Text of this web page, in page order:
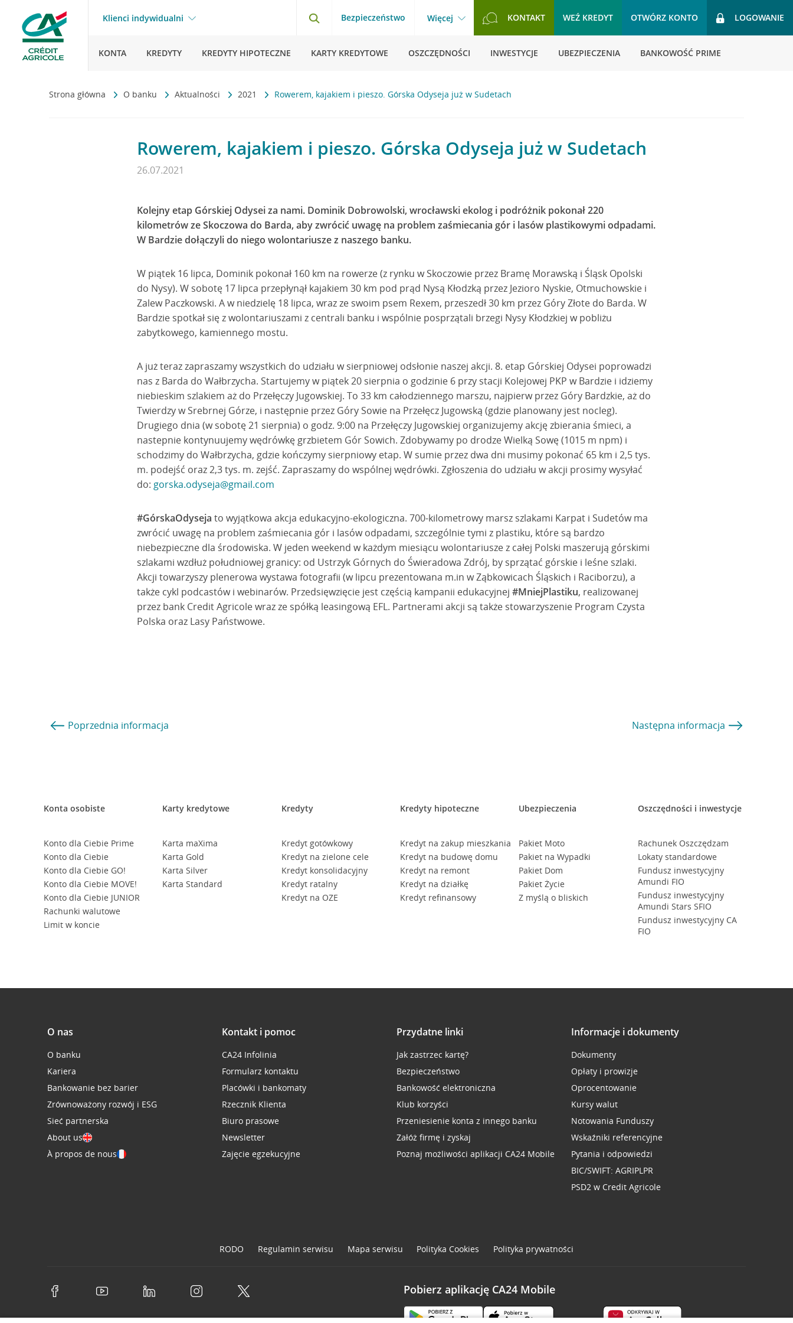
Klienci indywidualni Bezpieczeństwo Więcej KONTAKT WEŹ KREDYT OTWÓRZ KONTO LOGOWANIE
KONTA KREDYTY KREDYTY HIPOTECZNE KARTY KREDYTOWE OSZCZĘDNOŚCI INWESTYCJE UBEZPIECZENIA BANKOWOŚĆ PRIME
Strona główna O banku Aktualności 2021 Rowerem, kajakiem i pieszo. Górska Odyseja już w Sudetach
Rowerem, kajakiem i pieszo. Górska Odyseja już w Sudetach
26.07.2021
Kolejny etap Górskiej Odysei za nami. Dominik Dobrowolski, wrocławski ekolog i podróżnik pokonał 220
kilometrów ze Skoczowa do Barda, aby zwrócić uwagę na problem zaśmiecania gór i lasów plastikowymi odpadami.
W Bardzie dołączyli do niego wolontariusze z naszego banku.
W piątek 16 lipca, Dominik pokonał 160 km na rowerze (z rynku w Skoczowie przez Bramę Morawską i Śląsk Opolski
do Nysy). W sobotę 17 lipca przepłynął kajakiem 30 km pod prąd Nysą Kłodzką przez Jezioro Nyskie, Otmuchowskie i
Zalew Paczkowski. A w niedzielę 18 lipca, wraz ze swoim psem Rexem, przeszedł 30 km przez Góry Złote do Barda. W
Bardzie spotkał się z wolontariuszami z centrali banku i wspólnie posprzątali brzegi Nysy Kłodzkiej w pobliżu
zabytkowego, kamiennego mostu.
A już teraz zapraszamy wszystkich do udziału w sierpniowej odsłonie naszej akcji. 8. etap Górskiej Odysei poprowadzi
nas z Barda do Wałbrzycha. Startujemy w piątek 20 sierpnia o godzinie 6 przy stacji Kolejowej PKP w Bardzie i idziemy
niebieskim szlakiem aż do Przełęczy Jugowskiej. To 33 km całodziennego marszu, najpierw przez Góry Bardzkie, aż do
Twierdzy w Srebrnej Górze, i następnie przez Góry Sowie na Przełęcz Jugowską (gdzie planowany jest nocleg).
Drugiego dnia (w sobotę 21 sierpnia) o godz. 9:00 na Przełęczy Jugowskiej organizujemy akcję zbierania śmieci, a
nastepnie kontynuujemy wędrówkę grzbietem Gór Sowich. Zdobywamy po drodze Wielką Sowę (1015 m npm) i
schodzimy do Wałbrzycha, gdzie kończymy sierpniowy etap. W sumie przez dwa dni musimy pokonać 65 km i 2,5 tys.
m. podejść oraz 2,3 tys. m. zejść. Zapraszamy do wspólnej wędrówki. Zgłoszenia do udziału w akcji prosimy wysyłać
do: gorska.odyseja@gmail.com
#GórskaOdyseja to wyjątkowa akcja edukacyjno-ekologiczna. 700-kilometrowy marsz szlakami Karpat i Sudetów ma
zwrócić uwagę na problem zaśmiecania gór i lasów odpadami, szczególnie tymi z plastiku, które są bardzo
niebezpieczne dla środowiska. W jeden weekend w każdym miesiącu wolontariusze z całej Polski maszerują górskimi
szlakami wzdłuż południowej granicy: od Ustrzyk Górnych do Świeradowa Zdrój, by sprzątać górskie i leśne szlaki.
Akcji towarzyszy plenerowa wystawa fotografii (w lipcu prezentowana m.in w Ząbkowicach Śląskich i Raciborzu), a
także cykl podcastów i webinarów. Przedsięwzięcie jest częścią kampanii edukacyjnej #MniejPlastiku, realizowanej
przez bank Credit Agricole wraz ze spółką leasingową EFL. Partnerami akcji są także stowarzyszenie Program Czysta
Polska oraz Lasy Państwowe.
Poprzednia informacja Następna informacja
Konta osobiste
Konto dla Ciebie Prime
Konto dla Ciebie
Konto dla Ciebie GO!
Konto dla Ciebie MOVE!
Konto dla Ciebie JUNIOR
Rachunki walutowe
Limit w koncie
Karty kredytowe
Karta maXima
Karta Gold
Karta Silver
Karta Standard
Kredyty
Kredyt gotówkowy
Kredyt na zielone cele
Kredyt konsolidacyjny
Kredyt ratalny
Kredyt na OZE
Kredyty hipoteczne
Kredyt na zakup mieszkania
Kredyt na budowę domu
Kredyt na remont
Kredyt na działkę
Kredyt refinansowy
Ubezpieczenia
Pakiet Moto
Pakiet na Wypadki
Pakiet Dom
Pakiet Życie
Z myślą o bliskich
Oszczędności i inwestycje
Rachunek Oszczędzam
Lokaty standardowe
Fundusz inwestycyjny
Amundi FIO
Fundusz inwestycyjny
Amundi Stars SFIO
Fundusz inwestycyjny CA
FIO
O nas
O banku
Kariera
Bankowanie bez barier
Zrównoważony rozwój i ESG
Sieć partnerska
About us
À propos de nous
Kontakt i pomoc
CA24 Infolinia
Formularz kontaktu
Placówki i bankomaty
Rzecznik Klienta
Biuro prasowe
Newsletter
Zajęcie egzekucyjne
Przydatne linki
Jak zastrzec kartę?
Bezpieczeństwo
Bankowość elektroniczna
Klub korzyści
Przeniesienie konta z innego banku
Załóż firmę i zyskaj
Poznaj możliwości aplikacji CA24 Mobile
Informacje i dokumenty
Dokumenty
Opłaty i prowizje
Oprocentowanie
Kursy walut
Notowania Funduszy
Wskaźniki referencyjne
Pytania i odpowiedzi
BIC/SWIFT: AGRIPLPR
PSD2 w Credit Agricole
RODO Regulamin serwisu Mapa serwisu Polityka Cookies Polityka prywatności
Pobierz aplikację CA24 Mobile